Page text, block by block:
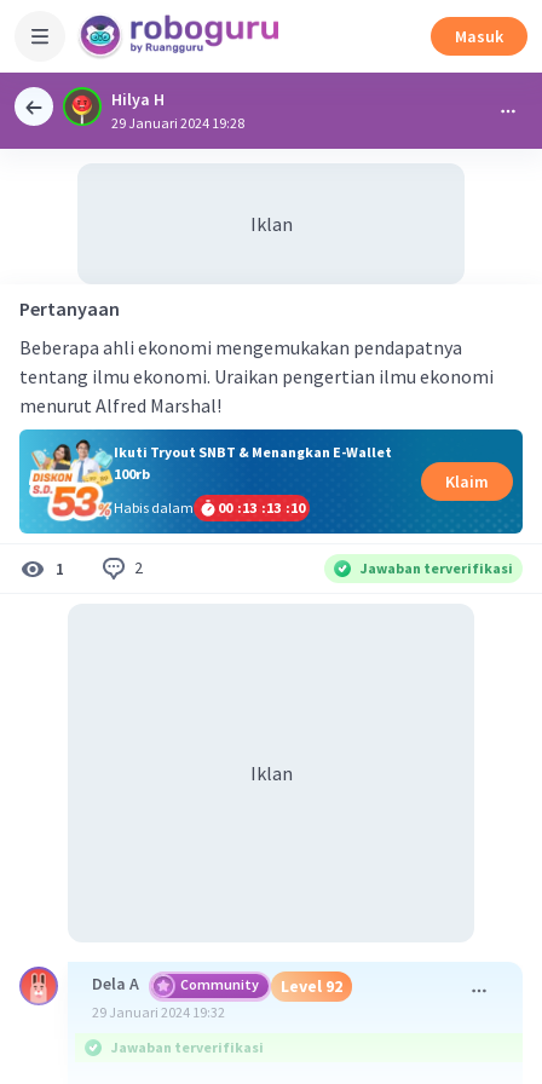
Masuk
Hilya H
29 Januari 2024 19:28
Iklan
Pertanyaan
Beberapa ahli ekonomi mengemukakan pendapatnya
tentang ilmu ekonomi. Uraikan pengertian ilmu ekonomi
menurut Alfred Marshal!
Ikuti Tryout SNBT & Menangkan E-Wallet
100rb
Habis dalam
00 :13 :13 :10
Klaim
1 2 Jawaban terverifikasi
Iklan
Dela A Community Level 92
29 Januari 2024 19:32
Jawaban terverifikasi